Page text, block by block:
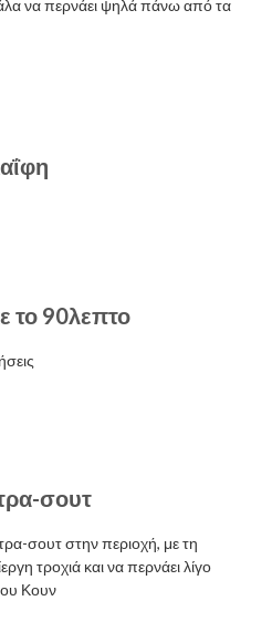
να περνάει ψηλά πάνω από τα
το 90λεπτο
σουτ
σουτ στην περιοχή, με τη
τροχιά και να περνάει λίγο
Κουν